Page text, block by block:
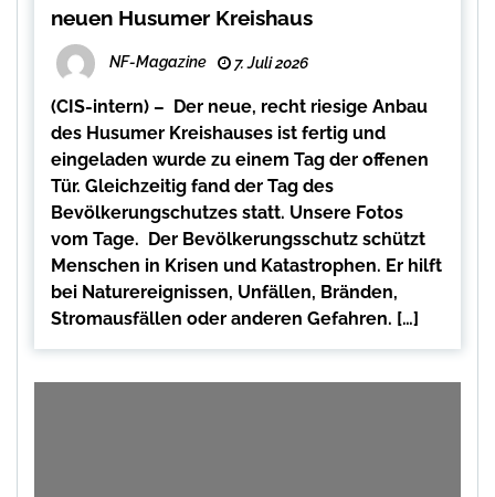
neuen Husumer Kreishaus
NF-Magazine 7. Juli 2026
(CIS-intern) – Der neue, recht riesige Anbau
des Husumer Kreishauses ist fertig und
eingeladen wurde zu einem Tag der offenen
Tür. Gleichzeitig fand der Tag des
Bevölkerungschutzes statt. Unsere Fotos
vom Tage. Der Bevölkerungsschutz schützt
Menschen in Krisen und Katastrophen. Er hilft
bei Naturereignissen, Unfällen, Bränden,
Stromausfällen oder anderen Gefahren. […]